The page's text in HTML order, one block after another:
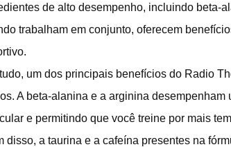
de alto desempenho, incluindo beta-
trabalham em conjunto, oferecem
um dos principais benefícios do Radio
A beta-alanina e a arginina
e permitindo que você treine por mais
disso, a taurina e a cafeína presentes na